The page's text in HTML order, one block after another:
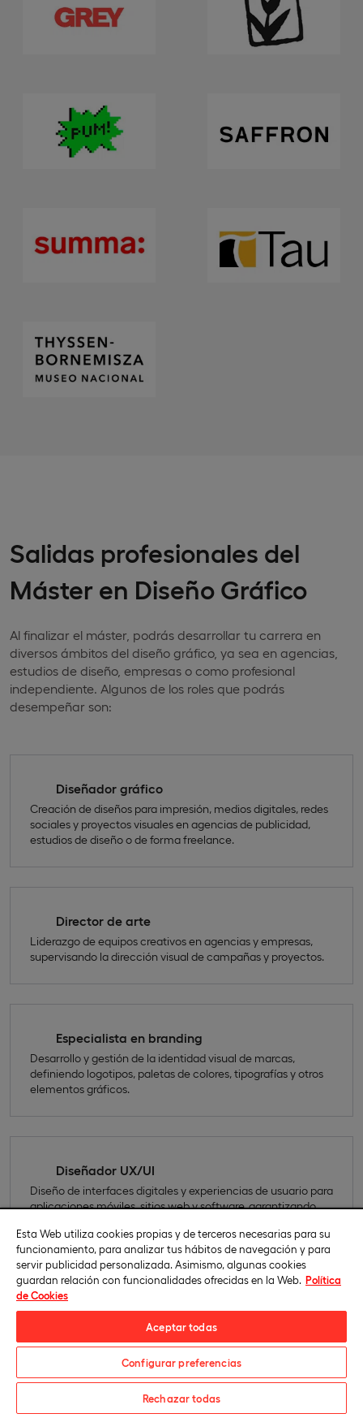
Salidas profesionales del
Máster en Diseño Gráfico
Al finalizar el máster, podrás desarrollar tu carrera en
diversos ámbitos del diseño gráfico, ya sea en agencias,
estudios de diseño, empresas o como profesional
independiente. Algunos de los roles que podrás
desempeñar son:
Diseñador gráfico
Creación de diseños para impresión, medios digitales, redes
sociales y proyectos visuales en agencias de publicidad,
estudios de diseño o de forma freelance.
Director de arte
Liderazgo de equipos creativos en agencias y empresas,
supervisando la dirección visual de campañas y proyectos.
Especialista en branding
Desarrollo y gestión de la identidad visual de marcas,
definiendo logotipos, paletas de colores, tipografías y otros
elementos gráficos.
Diseñador UX/UI
Diseño de interfaces digitales y experiencias de usuario para
aplicaciones móviles, sitios web y software, garantizando
Diseñador gráfico digital
Creación de identidad visual, branding y material gráfico
Descarga el catálogo
Esta Web utiliza cookies propias y de terceros necesarias para su
funcionamiento, para analizar tus hábitos de navegación y para
servir publicidad personalizada. Asimismo, algunas cookies
guardan relación con funcionalidades ofrecidas en la Web. Política
de Cookies
Aceptar todas
Configurar preferencias
Rechazar todas